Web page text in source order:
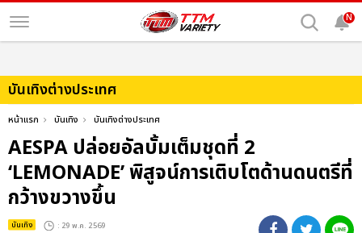
N
บันเทิงต่างประเทศ
หน้าแรก บันเทิง บันเทิงต่างประเทศ
AESPA ปล่อยอัลบั้มเต็มชุดที่ 2
‘LEMONADE’ พิสูจน์การเติบโตด้านดนตรีที่
กว้างขวางขึ้น
บันเทิง : 29 พ.ค. 2569